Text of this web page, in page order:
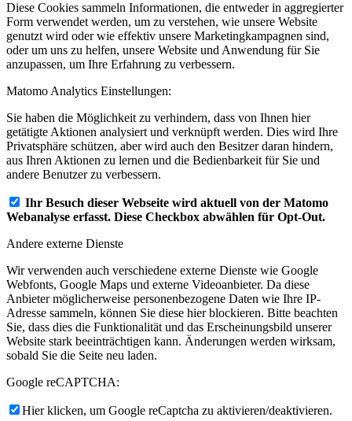
Diese Cookies sammeln Informationen, die entweder in aggregierter
Form verwendet werden, um zu verstehen, wie unsere Website
genutzt wird oder wie effektiv unsere Marketingkampagnen sind,
oder um uns zu helfen, unsere Website und Anwendung für Sie
anzupassen, um Ihre Erfahrung zu verbessern.
Matomo Analytics Einstellungen:
Sie haben die Möglichkeit zu verhindern, dass von Ihnen hier
getätigte Aktionen analysiert und verknüpft werden. Dies wird Ihre
Privatsphäre schützen, aber wird auch den Besitzer daran hindern,
aus Ihren Aktionen zu lernen und die Bedienbarkeit für Sie und
andere Benutzer zu verbessern.
Ihr Besuch dieser Webseite wird aktuell von der Matomo
Webanalyse erfasst. Diese Checkbox abwählen für Opt-Out.
Andere externe Dienste
Wir verwenden auch verschiedene externe Dienste wie Google
Webfonts, Google Maps und externe Videoanbieter. Da diese
Anbieter möglicherweise personenbezogene Daten wie Ihre IP-
Adresse sammeln, können Sie diese hier blockieren. Bitte beachten
Sie, dass dies die Funktionalität und das Erscheinungsbild unserer
Website stark beeinträchtigen kann. Änderungen werden wirksam,
sobald Sie die Seite neu laden.
Google reCAPTCHA:
Hier klicken, um Google reCaptcha zu aktivieren/deaktivieren.